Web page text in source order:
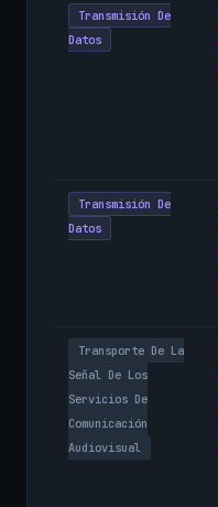
Transmisión De
Datos
Transmisión De
Datos
Transporte De La
Señal De Los
Servicios De
Comunicación
Audiovisual